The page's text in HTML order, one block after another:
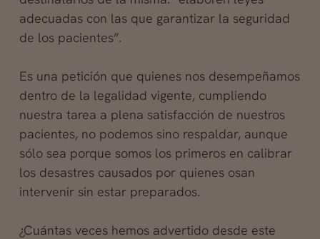
adecuadas con las que garantizar la seguridad
de los pacientes”.
Es una petición que quienes nos desempeñamos
dentro de la legalidad vigente, cumpliendo
nuestra tarea a plena satisfacción de nuestros
pacientes, no podemos sino respaldar, aunque
sólo sea porque somos los primeros en calibrar
los desastres causados por quienes osan
intervenir sin estar preparados.
¿Cuántas veces hemos advertido desde este